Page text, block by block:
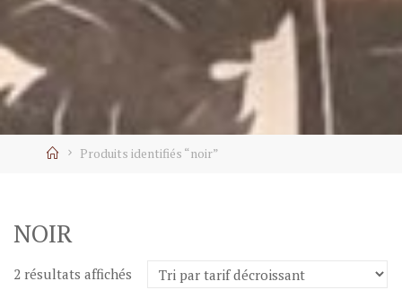
HomeProduits identifiés “noir”
NOIR
2 résultats affichés